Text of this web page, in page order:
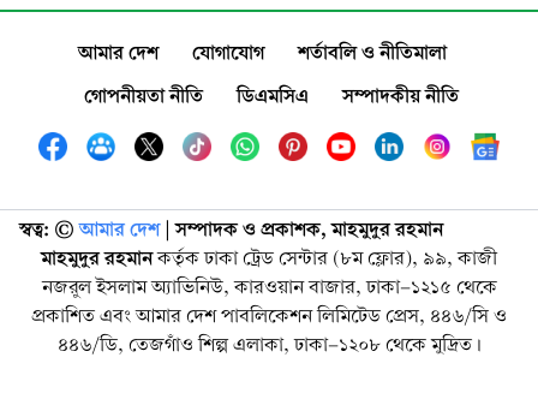
আমার দেশ যোগাযোগ
শর্তাবলি ও নীতিমালা
গোপনীয়তা নীতি
ডিএমসিএ সম্পাদকীয় নীতি
স্বত্ব: ©️ আমার দেশ| সম্পাদক ও প্রকাশক, মাহমুদুর রহমান
মাহমুদুর রহমানকর্তৃক ঢাকা ট্রেড সেন্টার (৮ম ফ্লোর), ৯৯, কাজী
নজরুল ইসলাম অ্যাভিনিউ, কারওয়ান বাজার, ঢাকা-১২১৫ থেকে
প্রকাশিত এবং আমার দেশ পাবলিকেশন লিমিটেড প্রেস, ৪৪৬/সি ও
৪৪৬/ডি, তেজগাঁও শিল্প এলাকা, ঢাকা-১২০৮ থেকে মুদ্রিত।